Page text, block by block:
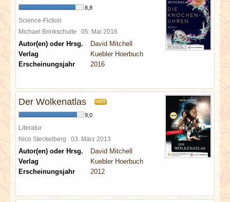
SPECIALS
REDAKTION
LINKS
8,8
Science-Fiction
Michael Brinkschulte 05. Mai 2016
Autor(en) oder Hrsg.
David Mitchell
Verlag
Kuebler Hoerbuch
Erscheinungsjahr
2016
Der Wolkenatlas HOT
9,0
Literatur
Nico Steckelberg 03. März 2013
Autor(en) oder Hrsg.
David Mitchell
Verlag
Kuebler Hoerbuch
Erscheinungsjahr
2012